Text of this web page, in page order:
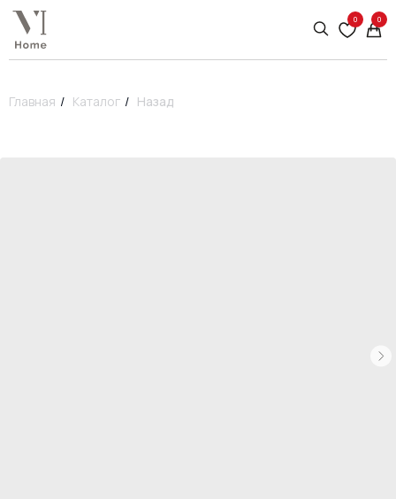
0 0
Главная / Каталог / Назад